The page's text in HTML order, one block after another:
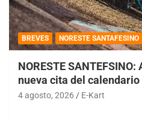
BREVES NORESTE SANTAFESINO
NORESTE
nueva cita del calendario
4 agosto, 2026 E-Kart